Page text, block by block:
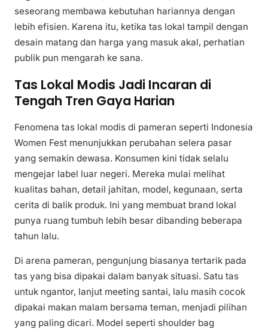
seseorang membawa kebutuhan hariannya dengan
lebih efisien. Karena itu, ketika tas lokal tampil dengan
desain matang dan harga yang masuk akal, perhatian
publik pun mengarah ke sana.
Tas Lokal Modis Jadi Incaran di
Tengah Tren Gaya Harian
Fenomena tas lokal modis di pameran seperti Indonesia
Women Fest menunjukkan perubahan selera pasar
yang semakin dewasa. Konsumen kini tidak selalu
mengejar label luar negeri. Mereka mulai melihat
kualitas bahan, detail jahitan, model, kegunaan, serta
cerita di balik produk. Ini yang membuat brand lokal
punya ruang tumbuh lebih besar dibanding beberapa
tahun lalu.
Di arena pameran, pengunjung biasanya tertarik pada
tas yang bisa dipakai dalam banyak situasi. Satu tas
untuk ngantor, lanjut meeting santai, lalu masih cocok
dipakai makan malam bersama teman, menjadi pilihan
yang paling dicari. Model seperti shoulder bag